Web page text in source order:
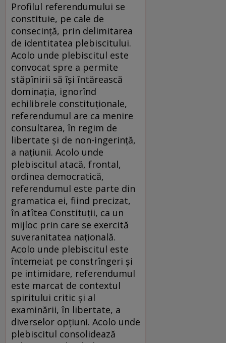
Profilul referendumului se
constituie, pe cale de
consecinţă, prin delimitarea
de identitatea plebiscitului.
Acolo unde plebiscitul este
convocat spre a permite
stăpînirii să îşi întărească
dominaţia, ignorînd
echilibrele constituţionale,
referendumul are ca menire
consultarea, în regim de
libertate şi de non-ingerinţă,
a naţiunii. Acolo unde
plebiscitul atacă, frontal,
ordinea democratică,
referendumul este parte din
gramatica ei, fiind precizat,
în atîtea Constituţii, ca un
mijloc prin care se exercită
suveranitatea naţională.
Acolo unde plebiscitul este
întemeiat pe constrîngeri şi
pe intimidare, referendumul
este marcat de contextul
spiritului critic şi al
examinării, în libertate, a
diverselor opţiuni. Acolo unde
plebiscitul consolidează